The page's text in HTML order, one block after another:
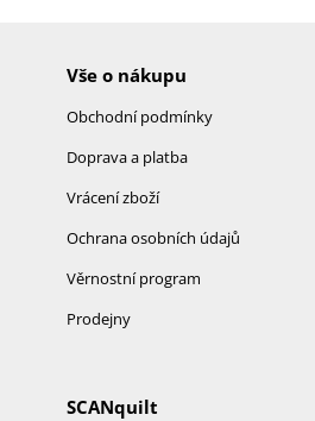
Vše o nákupu
Obchodní podmínky
Doprava a platba
Vrácení zboží
Ochrana osobních údajů
Věrnostní program
Prodejny
SCANquilt